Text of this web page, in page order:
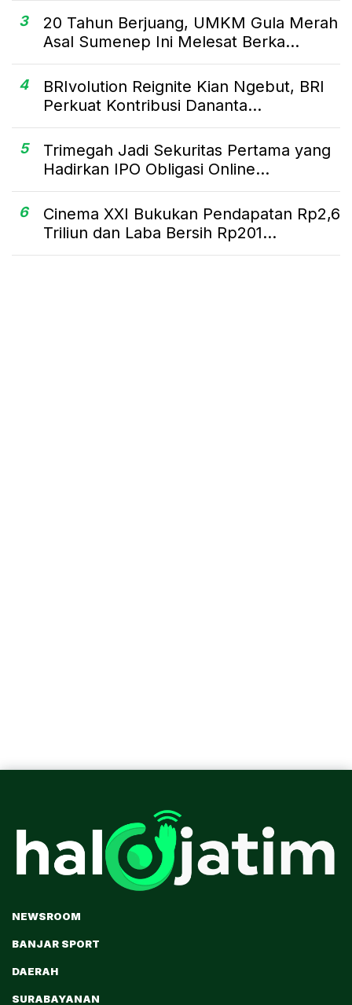
3
20 Tahun Berjuang, UMKM Gula Merah
Asal Sumenep Ini Melesat Berka...
4
BRIvolution Reignite Kian Ngebut, BRI
Perkuat Kontribusi Dananta...
5
Trimegah Jadi Sekuritas Pertama yang
Hadirkan IPO Obligasi Online...
6
Cinema XXI Bukukan Pendapatan Rp2,6
Triliun dan Laba Bersih Rp201...
NEWSROOM
BANJAR SPORT
DAERAH
SURABAYANAN